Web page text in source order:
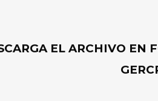
EL ARCHIVO